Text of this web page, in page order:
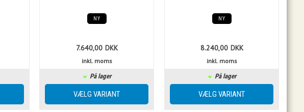
NY
7.640,00 DKK
inkl. moms
På lager
NY
8.240,00 DKK
inkl. moms
På lager